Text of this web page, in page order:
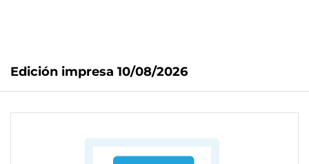
Edición impresa 10/08/2026